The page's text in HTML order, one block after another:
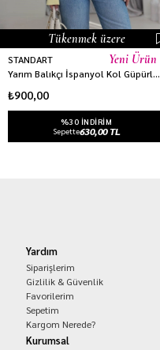
Tükenmek üzere
STANDART
Yarım Balıkçı İspanyol Kol Güpürlü Hırka SARI
₺900,00
%30 INDIRIM
Sepette630,00 TL
Yeni Ürün
Yardım
Siparişlerim
Gizlilik & Güvenlik
Favorilerim
Sepetim
Kargom Nerede?
Kurumsal